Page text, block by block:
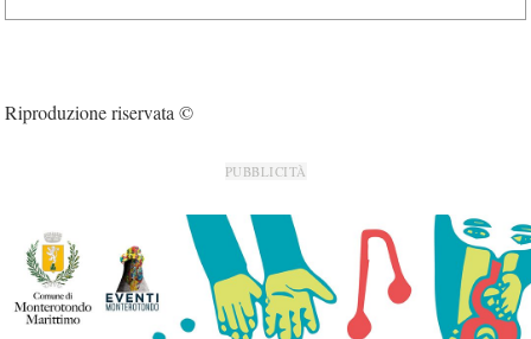
Riproduzione riservata ©
PUBBLICITÀ